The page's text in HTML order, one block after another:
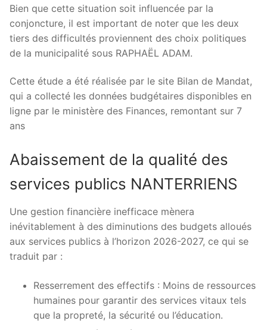
Bien que cette situation soit influencée par la
conjoncture, il est important de noter que les deux
tiers des difficultés proviennent des choix politiques
de la municipalité sous RAPHAËL ADAM.
Cette étude a été réalisée par le site Bilan de Mandat,
qui a collecté les données budgétaires disponibles en
ligne par le ministère des Finances, remontant sur 7
ans
Abaissement de la qualité des
services publics NANTERRIENS
Une gestion financière inefficace mènera
inévitablement à des diminutions des budgets alloués
aux services publics à l’horizon 2026-2027, ce qui se
traduit par :
Resserrement des effectifs : Moins de ressources
humaines pour garantir des services vitaux tels
que la propreté, la sécurité ou l’éducation.